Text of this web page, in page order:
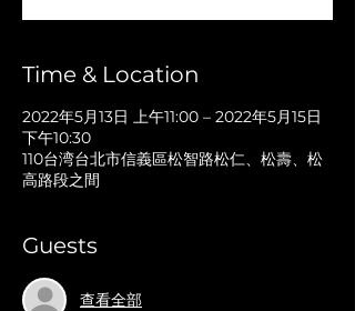
Time & Location
2022年5月13日 上午11:00 – 2022年5月15日
下午10:30
110台湾台北市信義區松智路松仁、松壽、松
高路段之間
Guests
查看全部